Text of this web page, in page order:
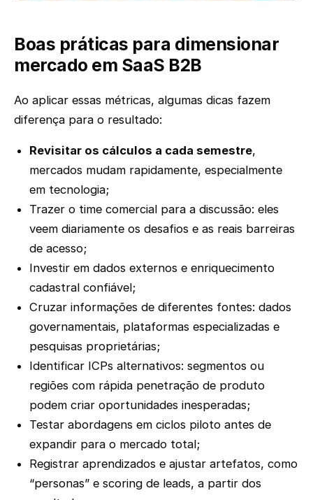
Boas práticas para dimensionar
mercado em SaaS B2B
Ao aplicar essas métricas, algumas dicas fazem
diferença para o resultado:
Revisitar os cálculos a cada semestre,
mercados mudam rapidamente, especialmente
em tecnologia;
Trazer o time comercial para a discussão: eles
veem diariamente os desafios e as reais barreiras
de acesso;
Investir em dados externos e enriquecimento
cadastral confiável;
Cruzar informações de diferentes fontes: dados
governamentais, plataformas especializadas e
pesquisas proprietárias;
Identificar ICPs alternativos: segmentos ou
regiões com rápida penetração de produto
podem criar oportunidades inesperadas;
Testar abordagens em ciclos piloto antes de
expandir para o mercado total;
Registrar aprendizados e ajustar artefatos, como
“personas” e scoring de leads, a partir dos